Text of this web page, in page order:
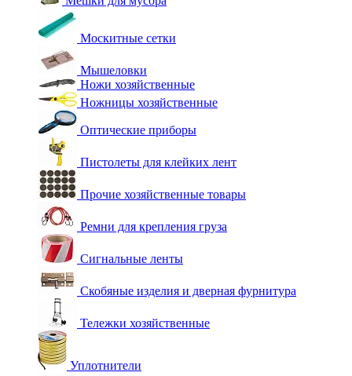
Москитные сетки
Мышеловки
Ножи хозяйственные
Ножницы хозяйственные
Оптические приборы
Пистолеты для клейких лент
Прочие хозяйственные товары
Ремни для крепления груза
Сигнальные ленты
Скобяные изделия и дверная фурнитура
Тележки хозяйственные
Уплотнители